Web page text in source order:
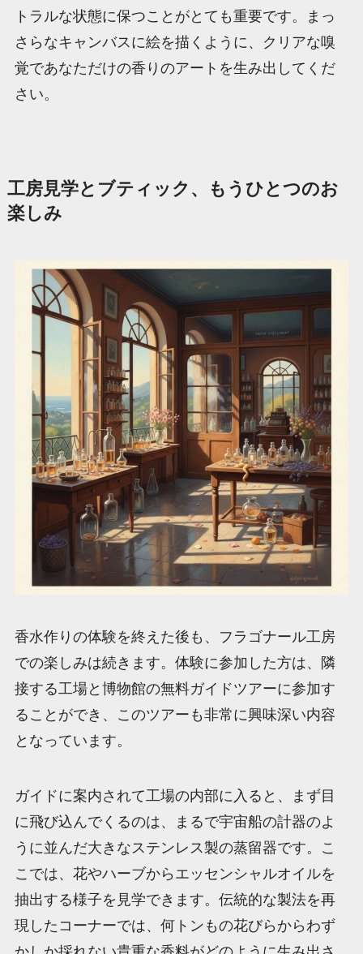
トラルな状態に保つことがとても重要です。まっ
さらなキャンバスに絵を描くように、クリアな嗅
覚であなただけの香りのアートを生み出してくだ
さい。
工房見学とブティック、もうひとつのお
楽しみ
香水作りの体験を終えた後も、フラゴナール工房
での楽しみは続きます。体験に参加した方は、隣
接する工場と博物館の無料ガイドツアーに参加す
ることができ、このツアーも非常に興味深い内容
となっています。
ガイドに案内されて工場の内部に入ると、まず目
に飛び込んでくるのは、まるで宇宙船の計器のよ
うに並んだ大きなステンレス製の蒸留器です。こ
こでは、花やハーブからエッセンシャルオイルを
抽出する様子を見学できます。伝統的な製法を再
現したコーナーでは、何トンもの花びらからわず